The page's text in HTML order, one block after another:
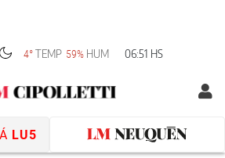
4° TEMP 59% HUM 06:51 HS
LU5